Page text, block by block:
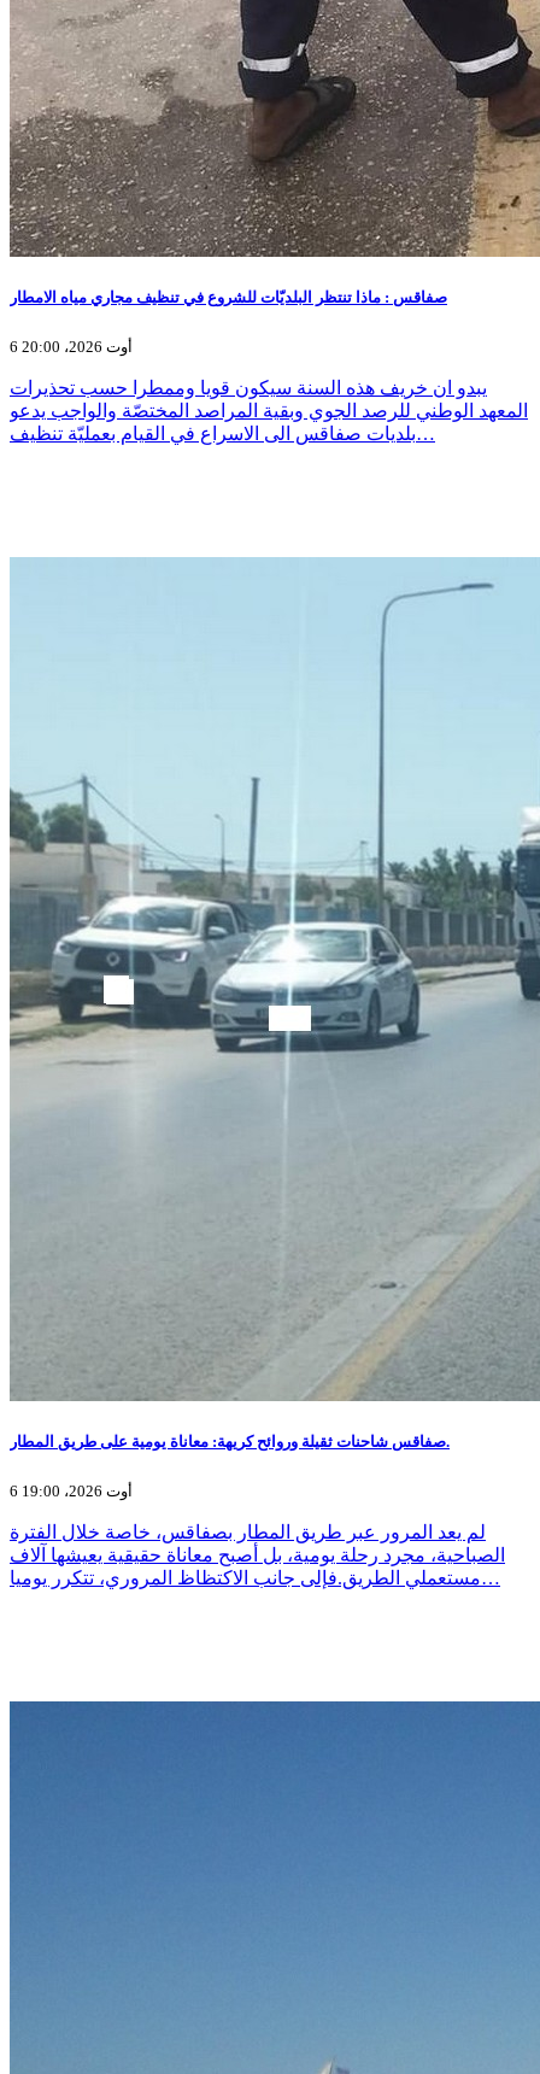
صفاقس : ماذا تنتظر البلديّات للشروع في تنظيف مجاري مياه الامطار
6 أوت 2026، 20:00
يبدو ان خريف هذه السنة سيكون قويا وممطرا حسب تحذيرات
المعهد الوطني للرصد الجوي وبقية المراصد المختصّة والواجب يدعو
بلديات صفاقس الى الاسراع في القيام بعمليّة تنظيف…
صفاقس شاحنات ثقيلة وروائح كريهة: معاناة يومية على طريق المطار.
6 أوت 2026، 19:00
لم يعد المرور عبر طريق المطار بصفاقس، خاصة خلال الفترة
الصباحية، مجرد رحلة يومية، بل أصبح معاناة حقيقية يعيشها آلاف
مستعملي الطريق.فإلى جانب الاكتظاظ المروري، تتكرر يوميا…